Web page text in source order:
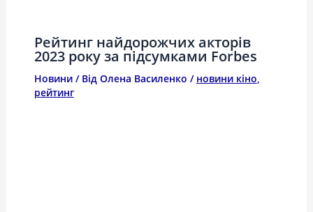
Рейтинг найдорожчих акторів
2023 року за підсумками Forbes
Новини/ Від Олена Василенко / новини кіно,
рейтинг